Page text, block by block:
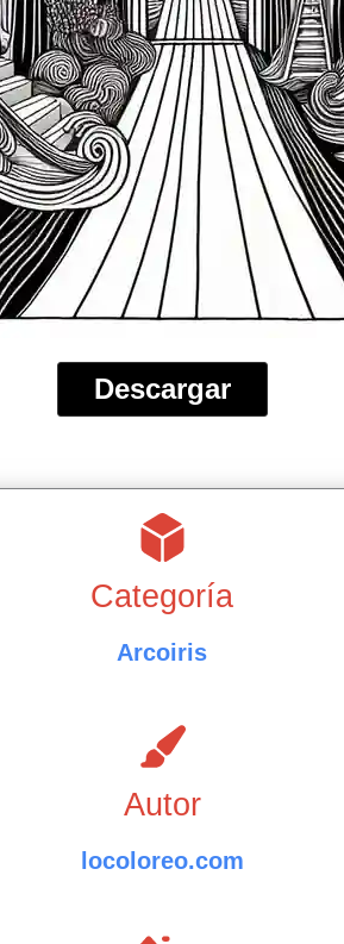
Descargar
Categoría
Arcoiris
Autor
locoloreo.com